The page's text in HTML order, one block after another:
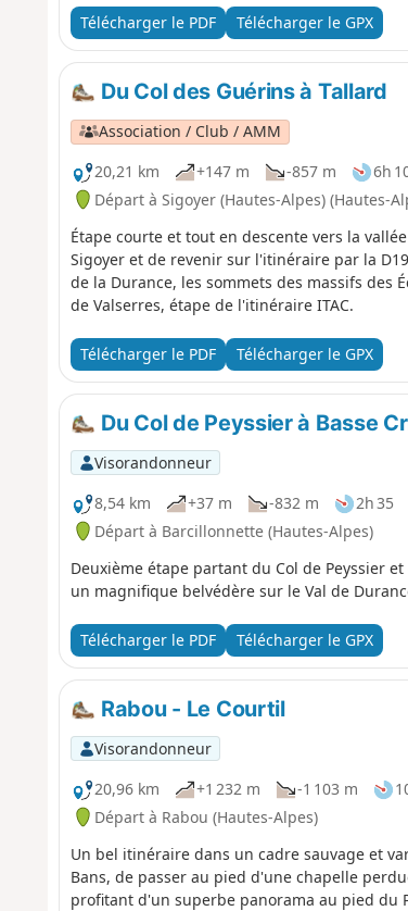
Télécharger le PDF Télécharger le GPX
Du Col des Guérins à Tallard
Association / Club / AMM
20,21 km
+147 m -857 m 6h
Départ à Sigoyer (Hautes-Alpes) (Hautes-
Étape courte et tout en descente vers la
Sigoyer et de revenir sur l'itinéraire par la
de la Durance, les sommets des massifs des
de Valserres, étape de l'itinéraire ITAC.
Télécharger le PDF Télécharger le GPX
Du Col de Peyssier à Basse
Visorandonneur
8,54 km
+37 m -832 m 2h 35
Départ à Barcillonnette (Hautes-Alpes)
Deuxième étape partant du Col de Peyssier
un magnifique belvédère sur le Val de
Télécharger le PDF Télécharger le GPX
Rabou - Le Courtil
Visorandonneur
20,96 km
+1 232 m -1 103 m
Départ à Rabou (Hautes-Alpes)
Un bel itinéraire dans un cadre sauvage et
Bans, de passer au pied d'une chapelle
profitant d'un superbe panorama au pied du